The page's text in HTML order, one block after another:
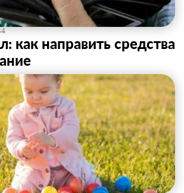
как направить средства